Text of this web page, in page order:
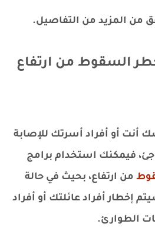
من المزيد من التفاصيل.
السقوط من ارتفاع
أنت أو أفراد أسرتك للإصابة
فيمكنك استخدام برامج
من ارتفاع، بحيث في حالة
إخطار أفراد عائلتك أو أفراد
الطوارئ.